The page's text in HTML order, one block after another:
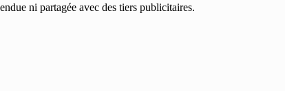
ni partagée avec des tiers publicitaires.